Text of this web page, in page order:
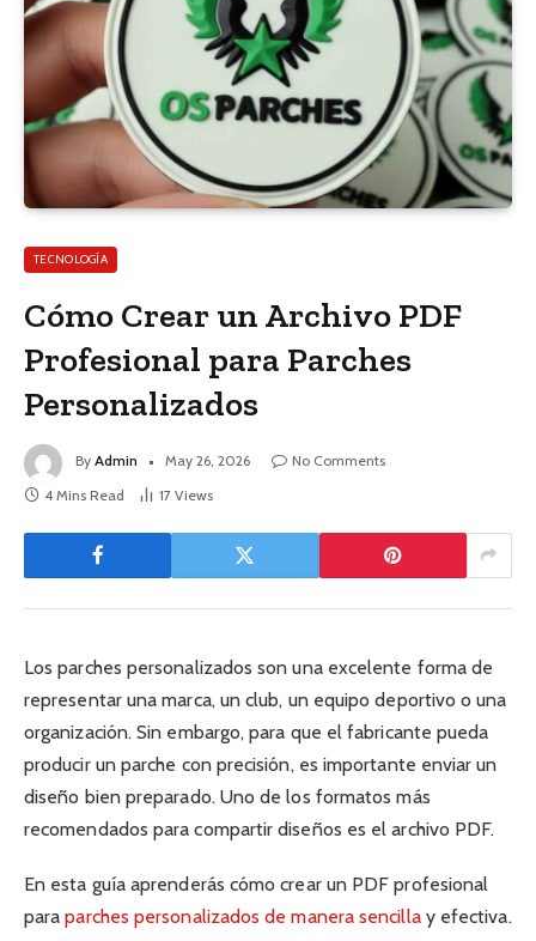
TECNOLOGÍA
Cómo Crear un Archivo PDF
Profesional para Parches
Personalizados
By Admin May 26, 2026
No Comments
4 Mins Read
17 Views
Los parches personalizados son una excelente forma de
representar una marca, un club, un equipo deportivo o una
organización. Sin embargo, para que el fabricante pueda
producir un parche con precisión, es importante enviar un
diseño bien preparado. Uno de los formatos más
recomendados para compartir diseños es el archivo PDF.
En esta guía aprenderás cómo crear un PDF profesional
paraparches personalizados de manera sencillay efectiva.